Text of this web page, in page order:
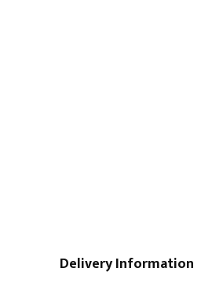
Delivery Information